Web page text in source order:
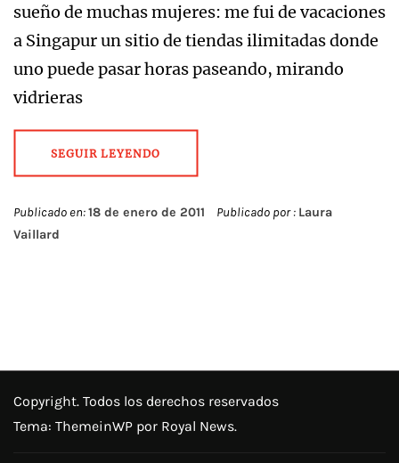
sueño de muchas mujeres: me fui de vacaciones
a Singapur un sitio de tiendas ilimitadas donde
uno puede pasar horas paseando, mirando
vidrieras
SEGUIR LEYENDO
Publicado en:18 de enero de 2011 Publicado por : Laura
Vaillard
Copyright. Todos los derechos reservados
Tema: ThemeinWP por Royal News.